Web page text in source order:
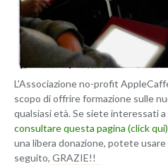
L'Associazione no-profit
scopo di offrire formazione sulle
qualsiasi età. Se siete interessati
consultare questa pagina (click qui)
una libera donazione, potete
seguito, GRAZIE!!